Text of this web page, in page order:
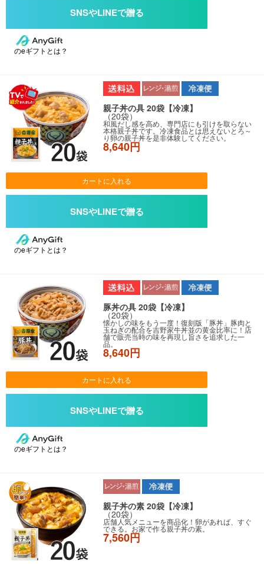
のeギフトとは？
親子丼の具 20袋【冷凍】
（20袋）
和風だし感を高め、専門店にも引けを取らない
本格親子丼です。冷凍食品とは思えないとろ～
り卵の親子丼を是非体験してください。
8,640円
カートに入れる
のeギフトとは？
豚丼の具 20袋【冷凍】
（20袋）
懐かしの味をもう一度！復刻版「豚丼」豚肉と
玉ねぎの配合を吉野家牛丼並の黄金比率に！店
舗で販売当時の味を再現し旨さを追求した一
品。
8,640円
カートに入れる
のeギフトとは？
親子丼の素 20袋【冷凍】
（20袋）
店舗人気メニューを商品化！卵があれば、すぐ
できる。お家で作る親子丼の素。
7,560円